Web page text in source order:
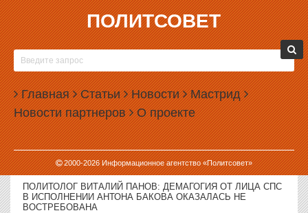
ПОЛИТСОВЕТ
Главная Статьи Новости Мастрид
Новости партнеров О проекте
2000-2026Информационное агентство «Политсовет»
17.11.2006, 16:16
ПОЛИТОЛОГ ВИТАЛИЙ ПАНОВ: ДЕМАГОГИЯ ОТ ЛИЦА СПС
В ИСПОЛНЕНИИ АНТОНА БАКОВА ОКАЗАЛАСЬ НЕ
ВОСТРЕБОВАНА
Сегодня корреспондент ИА «Политсовет» побеседовал с
пермским политологом Виталием Пановым. Темой интервью стали
грядущие выборы в Законодательное Собрание Пермской
области, которые состоятся 3...
17.11.2006, 16:15
ПОЛИТОЛОГ ВИТАЛИЙ ПАНОВ: ДЕМАГОГИЯ ОТ ЛИЦА СПС
В ИСПОЛНЕНИИ АНТОНА БАКОВА ОКАЗАЛАСЬ НЕ
ВОСТРЕБОВАНА